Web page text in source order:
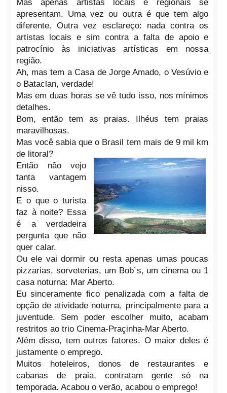
Mas apenas artistas locais e regionais se
apresentam. Uma vez ou outra é que tem algo
diferente. Outra vez esclareço: nada contra os
artistas locais e sim contra a falta de apoio e
patrocínio às iniciativas artísticas em nossa
região.
Ah, mas tem a Casa de Jorge Amado, o Vesúvio e
o Bataclan, verdade!
Mas em duas horas se vê tudo isso, nos mínimos
detalhes.
Bom, então tem as praias. Ilhéus tem praias
maravilhosas.
Mas você sabia que o Brasil tem mais de 9 mil km
de litoral?
Então não vejo
tanta vantagem
nisso.
E o que o turista
faz à noite? Essa
é a verdadeira
pergunta que não
quer calar.
Ou ele vai dormir ou resta apenas umas poucas
pizzarias, sorveterias, um Bob´s, um cinema ou 1
casa noturna: Mar Aberto.
Eu sinceramente fico penalizada com a falta de
opção de atividade noturna, principalmente para a
juventude. Sem poder escolher muito, acabam
restritos ao trio Cinema-Praçinha-Mar Aberto.
Além disso, tem outros fatores. O maior deles é
justamente o emprego.
Muitos hoteleiros, donos de restaurantes e
cabanas de praia, contratam gente só na
temporada. Acabou o verão, acabou o emprego!